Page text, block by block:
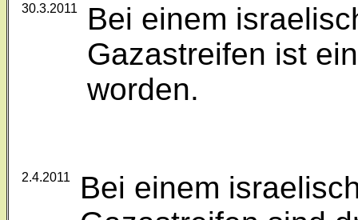
30.3.2011
Bei einem
Gazastreifen ist
worden.
2.4.2011
Bei einem